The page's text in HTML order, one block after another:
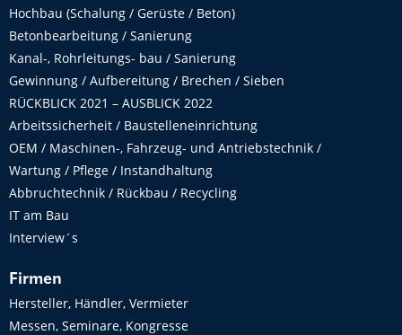
Hochbau (Schalung / Gerüste / Beton)
Betonbearbeitung / Sanierung
Kanal-, Rohrleitungs- bau / Sanierung
Gewinnung / Aufbereitung / Brechen / Sieben
RÜCKBLICK 2021 – AUSBLICK 2022
Arbeitssicherheit / Baustelleneinrichtung
OEM / Maschinen-, Fahrzeug- und Antriebstechnik /
Wartung / Pflege / Instandhaltung
Abbruchtechnik / Rückbau / Recycling
IT am Bau
Interview´s
Firmen
Hersteller, Händler, Vermieter
Messen, Seminare, Kongresse